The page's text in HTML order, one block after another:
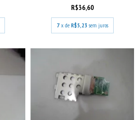
R$36,60
7 x de R$5,23 sem juros